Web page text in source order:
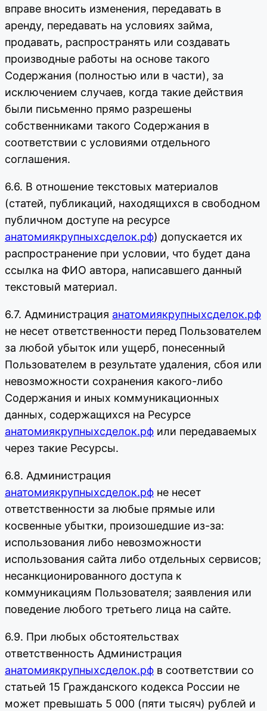
вправе вносить изменения, передавать в
аренду, передавать на условиях займа,
продавать, распространять или создавать
производные работы на основе такого
Содержания (полностью или в части), за
исключением случаев, когда такие действия
были письменно прямо разрешены
собственниками такого Содержания в
соответствии с условиями отдельного
соглашения.
6.6. В отношение текстовых материалов
(статей, публикаций, находящихся в свободном
публичном доступе на ресурсе
анатомиякрупныхсделок.рф) допускается их
распространение при условии, что будет дана
ссылка на ФИО автора, написавшего данный
текстовый материал.
6.7. Администрация анатомиякрупныхсделок.рф
не несет ответственности перед Пользователем
за любой убыток или ущерб, понесенный
Пользователем в результате удаления, сбоя или
невозможности сохранения какого-либо
Содержания и иных коммуникационных
данных, содержащихся на Ресурсе
анатомиякрупныхсделок.рф или передаваемых
через такие Ресурсы.
6.8. Администрация
анатомиякрупныхсделок.рф не несет
ответственности за любые прямые или
косвенные убытки, произошедшие из-за:
использования либо невозможности
использования сайта либо отдельных сервисов;
несанкционированного доступа к
коммуникациям Пользователя; заявления или
поведение любого третьего лица на сайте.
6.9. При любых обстоятельствах
ответственность Администрация
анатомиякрупныхсделок.рф в соответствии со
статьей 15 Гражданского кодекса России не
может превышать 5 000 (пяти тысяч) рублей и